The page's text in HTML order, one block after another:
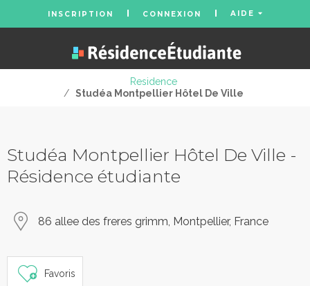
INSCRIPTION CONNEXION AIDE
Residence
/ Studéa Montpellier Hôtel De Ville
Studéa Montpellier Hôtel De Ville -
Résidence étudiante
86 allee des freres grimm, Montpellier, France
Favoris